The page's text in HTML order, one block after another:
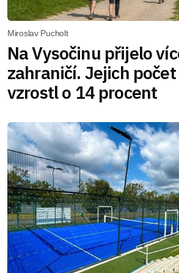
Miroslav Pucholt
Na Vysočinu přijelo
zahraničí. Jejich
vzrostl o 14 procent